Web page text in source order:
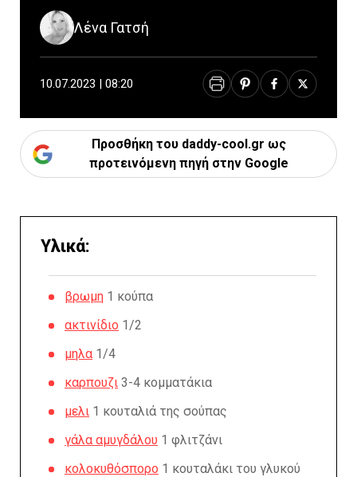
Λένα Γατσή
10.07.2023 | 08:20
Προσθήκη του daddy-cool.gr ως
προτεινόμενη πηγή στην Google
Υλικά:
βρωμη 1 κούπα
ακτινίδιο 1/2
μηλα 1/4
καρπουζι 3-4 κομματάκια
μελι 1 κουταλιά της σούπας
γάλα αμυγδάλου 1 φλιτζάνι
κολοκυθόσπορο 1 κουταλάκι του γλυκού